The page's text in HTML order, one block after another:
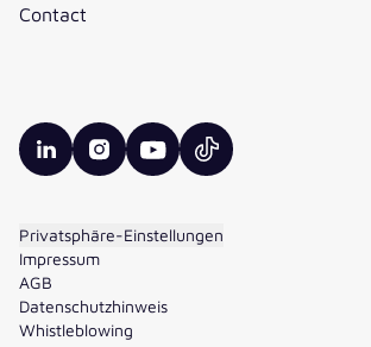
Contact
valantic LinkedIn
valantic Instagram
valantic YouTube
valantic TikTok
Privatsphäre-Einstellungen
Impressum
AGB
Datenschutzhinweis
Whistleblowing